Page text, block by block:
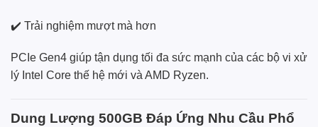
✔️ Trải nghiệm mượt mà hơn
PCIe Gen4 giúp tận dụng tối đa sức mạnh của các bộ vi xử
lý Intel Core thế hệ mới và AMD Ryzen.
Dung Lượng 500GB Đáp Ứng Nhu Cầu Phổ